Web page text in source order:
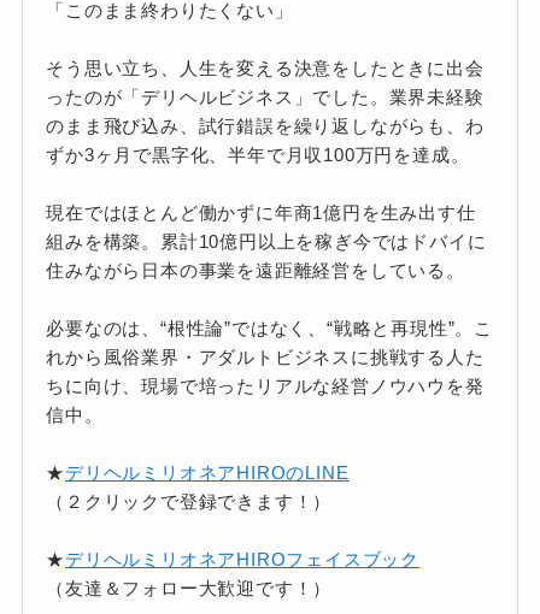
「このまま終わりたくない」
そう思い立ち、人生を変える決意をしたときに出会
ったのが「デリヘルビジネス」でした。業界未経験
のまま飛び込み、試行錯誤を繰り返しながらも、わ
ずか3ヶ月で黒字化、半年で月収100万円を達成。
現在ではほとんど働かずに年商1億円を生み出す仕
組みを構築。累計10億円以上を稼ぎ今ではドバイに
住みながら日本の事業を遠距離経営をしている。
必要なのは、“根性論”ではなく、“戦略と再現性”。こ
れから風俗業界・アダルトビジネスに挑戦する人た
ちに向け、現場で培ったリアルな経営ノウハウを発
信中。
★デリヘルミリオネアHIROのLINE
（２クリックで登録できます！）
★デリヘルミリオネアHIROフェイスブック
（友達＆フォロー大歓迎です！）